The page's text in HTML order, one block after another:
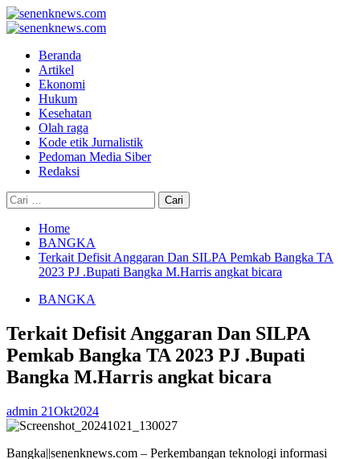
Skip
to
Primary
Beranda
Artikel
Ekonomi
Hukum
Kesehatan
Olah raga
Kode etik Jurnalistik
Pedoman Media Siber
Redaksi
Cari
untuk:
Home
BANGKA
Terkait Defisit Anggaran Dan SILPA Pemkab Bangka TA
2023 PJ .Bupati Bangka M.Harris angkat bicara
BANGKA
Terkait Defisit Anggaran Dan SILPA
Pemkab Bangka TA 2023 PJ .Bupati
Bangka M.Harris angkat bicara
admin 21Okt2024
Bangka||senenknews.com – Perkembangan teknologi informasi